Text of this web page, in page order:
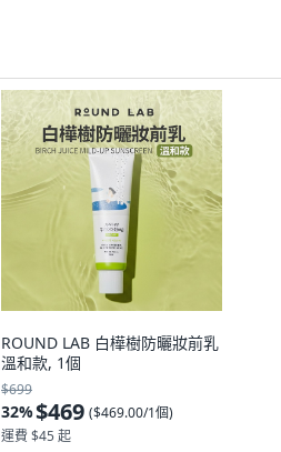
ROUND LAB 白樺樹防曬妝前乳
溫和款, 1個
$699
32%$469 ($469.00/1個)
運費 $45 起